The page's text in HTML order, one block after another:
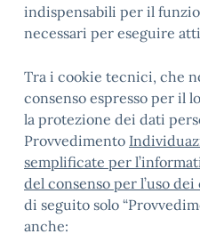
indispensabili per il
necessari per eseguire
Tra i cookie tecnici, che
consenso espresso per il
la protezione dei dati
Provvedimento
semplificate per
del consenso per l’uso dei
di seguito solo
anche: